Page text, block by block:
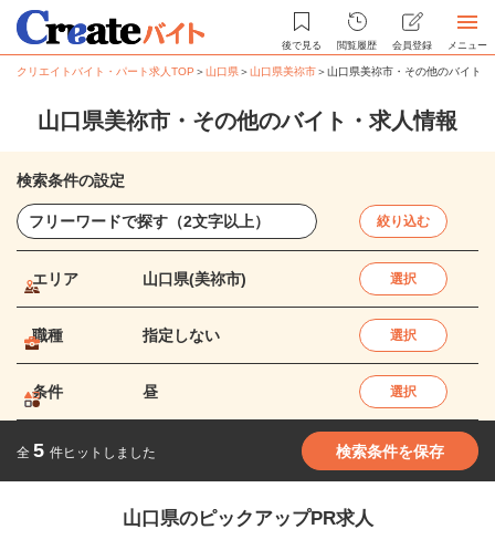
後で見る 閲覧履歴 会員登録 メニュー
クリエイトバイト・パート求人TOP ＞山口県＞山口県美祢市＞山口県美祢市・その他のバイト
山口県美祢市・その他のバイト・求人情報
検索条件の設定
絞り込む
エリア 山口県(美祢市) 選択
職種 指定しない 選択
条件 昼 選択
全 5 件ヒットしました 検索条件を保存
山口県のピックアップPR求人